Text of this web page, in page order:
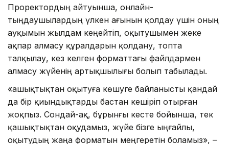
Проректордың айтуынша, онлайн-
тыңдаушылардың үлкен ағынын қолдау үшін оның
ауқымын жылдам кеңейтіп, оқытушымен жеке
ақпар алмасу құралдарын қолдану, топта
талқылау, кез келген форматтағы файлдармен
алмасу жүйенің артықшылығы болып табылады.
«Қашықтықтан оқытуға көшуге байланысты қандай
да бір қиындықтарды бастан кешіріп отырған
жоқпыз. Сондай-ақ, бұрынғы кесте бойынша, тек
қашықтықтан оқудамыз, жүйе бізге ыңғайлы,
оқытудың жаңа форматын меңгеретін боламыз», –